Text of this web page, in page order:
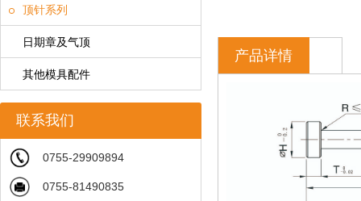
顶针系列
日期章及气顶
其他模具配件
联系我们
0755-29909894
0755-81490835
产品详情